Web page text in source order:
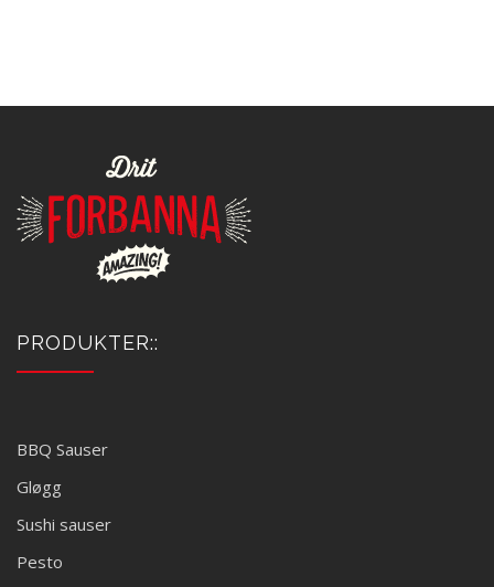
PRODUKTER::
BBQ Sauser
Gløgg
Sushi sauser
Pesto